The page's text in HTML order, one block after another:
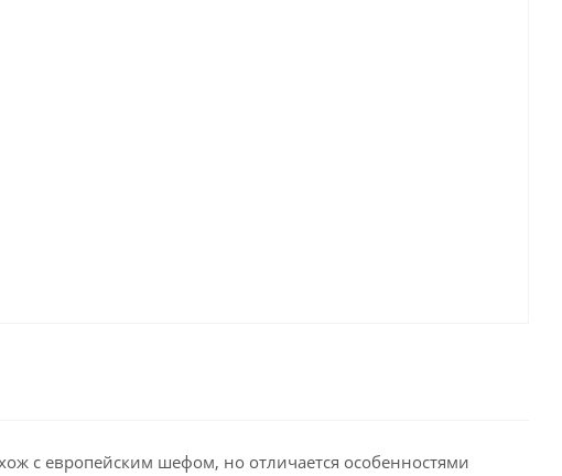
с европейским шефом, но отличается особенностями